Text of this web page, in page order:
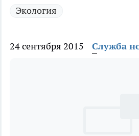
Экология
24 сентября 2015 Служба